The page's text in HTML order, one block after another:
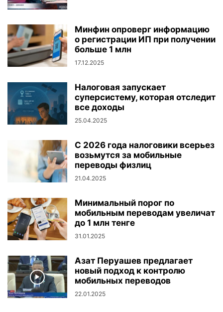
Минфин опроверг информацию
о регистрации ИП при получении
больше 1 млн
17.12.2025
Налоговая запускает
суперсистему, которая отследит
все доходы
25.04.2025
С 2026 года налоговики всерьез
возьмутся за мобильные
переводы физлиц
21.04.2025
Минимальный порог по
мобильным переводам увеличат
до 1 млн тенге
31.01.2025
Азат Перуашев предлагает
новый подход к контролю
мобильных переводов
22.01.2025